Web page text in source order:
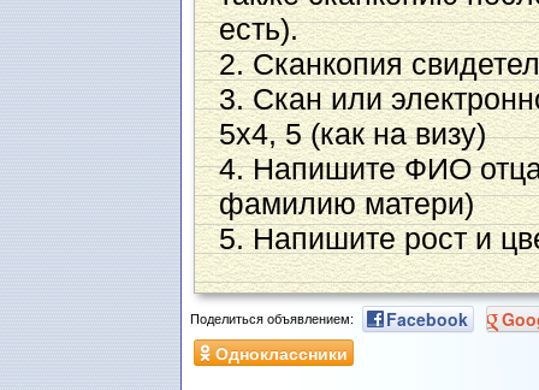
есть).
2. Сканкопия
3. Скан или
5х4, 5 (как на визу)
4. Напишите ФИО
фамилию матери)
5. Напишите рост и
Поделиться объявлением: Facebook
Одноклассники